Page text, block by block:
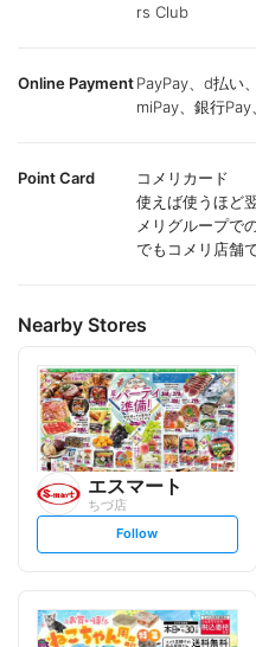
rs Club
Online PaymentPayPay、d払い
miPay、銀行
Point Card
コメリカード
使えば使うほど
メリグループで
でもコメリ店舗
Nearby Stores
エスマート
ちづ店
s
t
l
o
w
Follow